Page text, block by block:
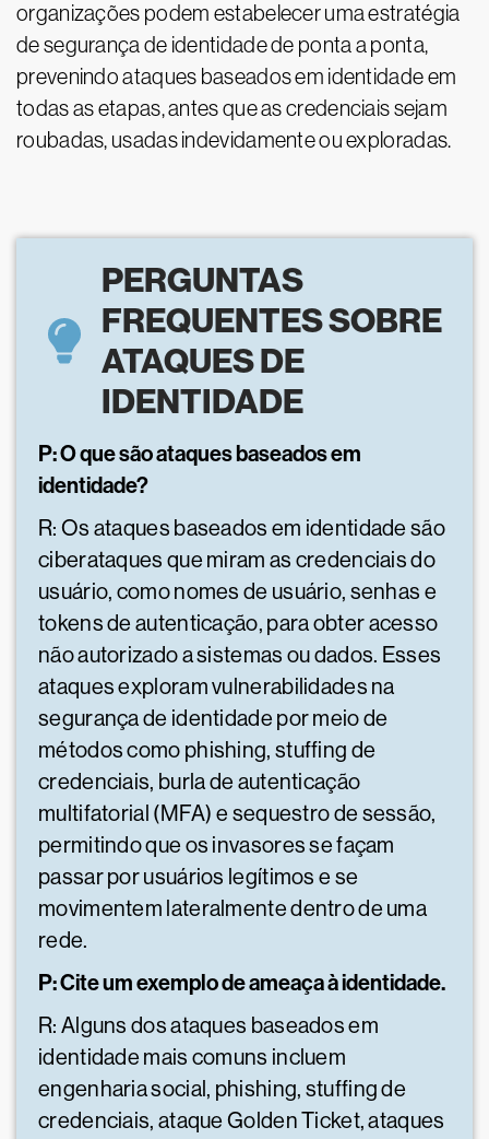
organizações podem estabelecer uma estratégia
de segurança de identidade de ponta a ponta,
prevenindo ataques baseados em identidade em
todas as etapas, antes que as credenciais sejam
roubadas, usadas indevidamente ou exploradas.
PERGUNTAS
FREQUENTES SOBRE
ATAQUES DE
IDENTIDADE
P: O que são ataques baseados em
identidade?
R: Os ataques baseados em identidade são
ciberataques que miram as credenciais do
usuário, como nomes de usuário, senhas e
tokens de autenticação, para obter acesso
não autorizado a sistemas ou dados. Esses
ataques exploram vulnerabilidades na
segurança de identidade por meio de
métodos como phishing, stuffing de
credenciais, burla de autenticação
multifatorial (MFA) e sequestro de sessão,
permitindo que os invasores se façam
passar por usuários legítimos e se
movimentem lateralmente dentro de uma
rede.
P: Cite um exemplo de ameaça à identidade.
R: Alguns dos ataques baseados em
identidade mais comuns incluem
engenharia social, phishing, stuffing de
credenciais, ataque Golden Ticket, ataques